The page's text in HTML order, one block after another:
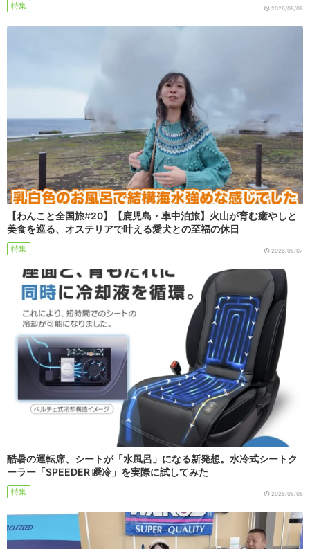
特集 2026/08/08
【わんこと全国旅#20】【鹿児島・車中泊旅】火山が育む癒やしと
美食を巡る、オステリアで叶える愛犬との至福の休日
特集 2026/08/07
酷暑の運転席、シートが「水風呂」になる新発想。水冷式シートク
ーラー「SPEEDER 瞬冷」を実際に試してみた
特集 2026/08/06